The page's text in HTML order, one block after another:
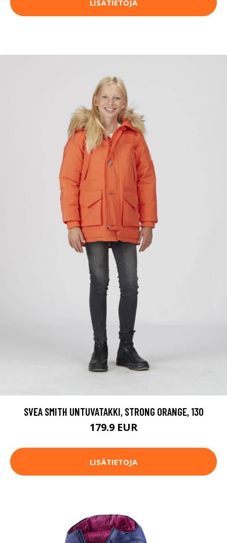
LISÄTIETOJA
SVEA SMITH UNTUVATAKKI, STRONG ORANGE, 130
179.9 EUR
LISÄTIETOJA